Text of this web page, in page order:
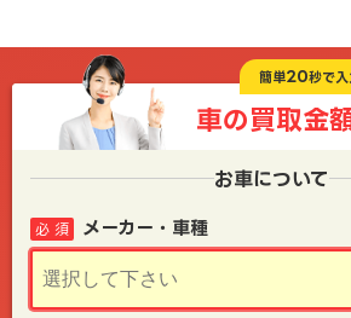
簡単20秒で
車の買取金
お車について
メーカー・車種
必 須